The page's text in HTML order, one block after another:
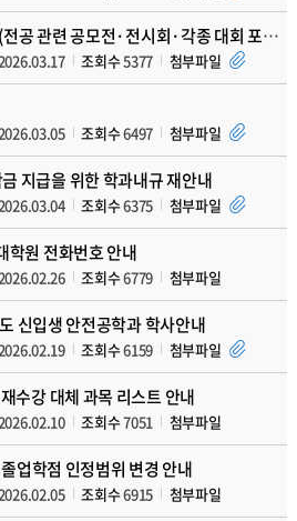
2026-1학기 학부생 학회(전공 관련 공모전·전시회·각종 대회 포함)발표 지원 프로그램 안내
조회수5377 첨부파일
조회수6497 첨부파일
지급을 위한 학과내규 재안내
조회수6375 첨부파일
학원 전화번호 안내
조회수6779 첨부파일
신입생 안전공학과 학사안내
조회수6159 첨부파일
수강 대체 과목 리스트 안내
조회수7051 첨부파일
업학점 인정범위 변경 안내
조회수6915 첨부파일